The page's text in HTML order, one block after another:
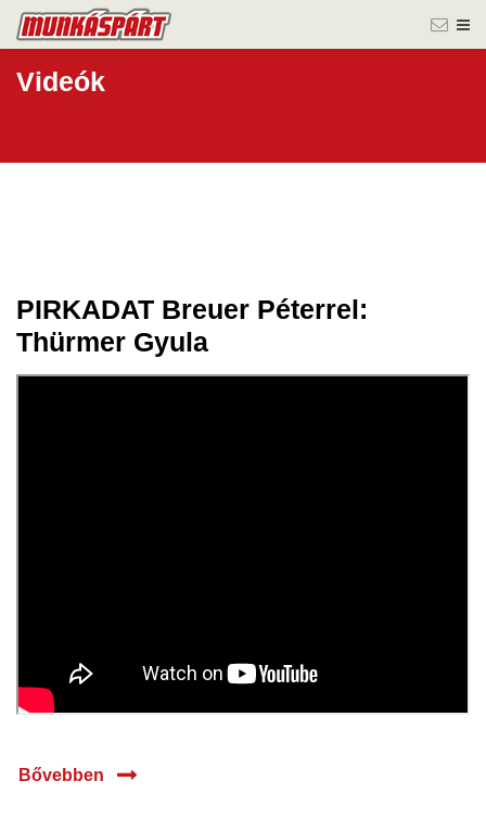
Videók
29 ápr.
2024
PIRKADAT Breuer Péterrel:
Thürmer Gyula
Bővebben